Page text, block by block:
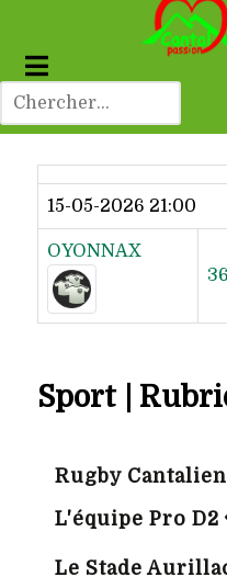
Dernier
15-05-2026 21:00
OYONNAX
Sport |
Rugby Cantalien
L'équipe Pro D2
Le Stade